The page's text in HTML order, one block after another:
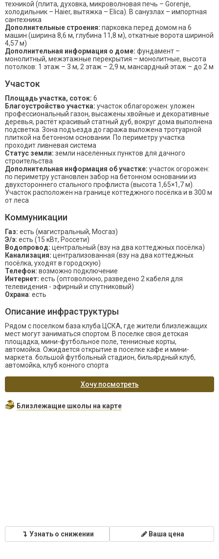
техникой (плита, духовка, микроволновая печь – Gorenje,
холодильник – Haier, вытяжка – Elica). В санузлах – импортная
сантехника
Дополнительные строения: парковка перед домом на 6
машин (ширина 8,6 м, глубина 11,8 м), откатные ворота шириной
4,57 м)
Дополнительная информация о доме: фундамент –
монолитный, межэтажные перекрытия – монолитные, высота
потолков: 1 этаж – 3 м, 2 этаж – 2,9 м, мансардный этаж – до 2 м
Участок
Площадь участка, соток: 6
Благоустройство участка: участок облагорожен: уложен
профессиональный газон, высажены хвойные и декоративные
деревья, растёт красивый статный дуб, вокруг дома выполнена
подсветка. Зона подъезда до гаража выложена тротуарной
плиткой на бетонном основании. По периметру участка
проходит ливневая система
Статус земли: земли населенных пунктов для дачного
строительства
Дополнительная информация об участке: участок огорожен:
по периметру установлен забор на бетонном основании из
двухстороннего стального профлиста (высота 1,65×1,7 м).
Участок расположен на границе коттеджного посёлка и в 300 м
от леса
Коммуникации
Газ: есть (магистральный, Мосгаз)
Э/э: есть (15 кВт, Россети)
Водопровод: центральный (взу на два коттеджных посёлка)
Канализация: централизованная (взу на два коттеджных
посёлка, уходят в городскую)
Телефон: возможно подключение
Интернет: есть (оптоволокно, разведено 2 кабеля для
телевидения - эфирный и спутниковый)
Охрана: есть
Описание инфраструктуры
Рядом с поселком база клуба ЦСКА, где жители близлежащих
мест могут заниматься спортом. В поселке своя детская
площадка, мини-футбольное поле, теннисные корты,
автомойка. Ожидается открытие в поселке кафе и мини-
маркета. большой футбольный стадион, бильярдный клуб,
автомойка, клуб конного спорта
Хочу посмотреть
Близлежащие школы на карте
Узнать о снижении Ваша цена